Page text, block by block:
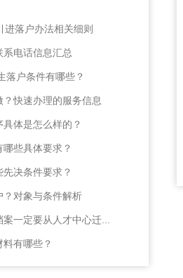
进落户办法相关细则
系电话信息汇总
落户条件有哪些？
快速办理的服务信息
具体是怎么样的？
些具体要求？
先决条件要求？
？对象与条件解析
一定要从人才中心迁...
有哪些？